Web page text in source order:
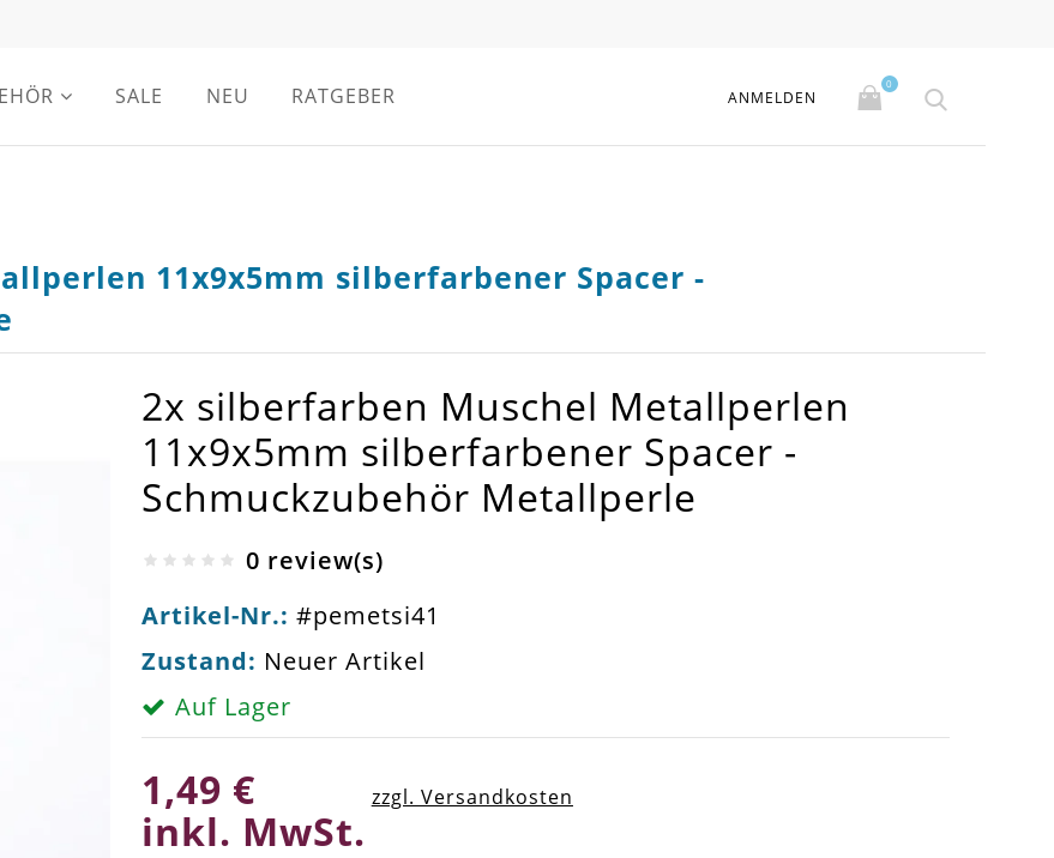
SALE NEU RATGEBER ANMELDEN
0
11x9x5mm silberfarbener Spacer -
2x silberfarben Muschel Metallperlen
11x9x5mm silberfarbener Spacer -
Schmuckzubehör Metallperle
0 review(s)
Artikel-Nr.: #pemetsi41
Zustand: Neuer Artikel
Auf Lager
1,49 €
inkl. MwSt.
zzgl. Versandkosten